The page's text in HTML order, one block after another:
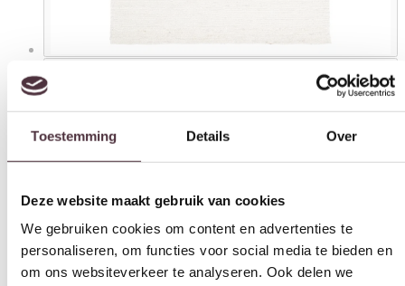
Toestemming Details Over
We gebruiken cookies om content en advertenties te
personaliseren, om functies voor social media te bieden en
om ons websiteverkeer te analyseren. Ook delen we
informatie over uw gebruik van onze site met onze